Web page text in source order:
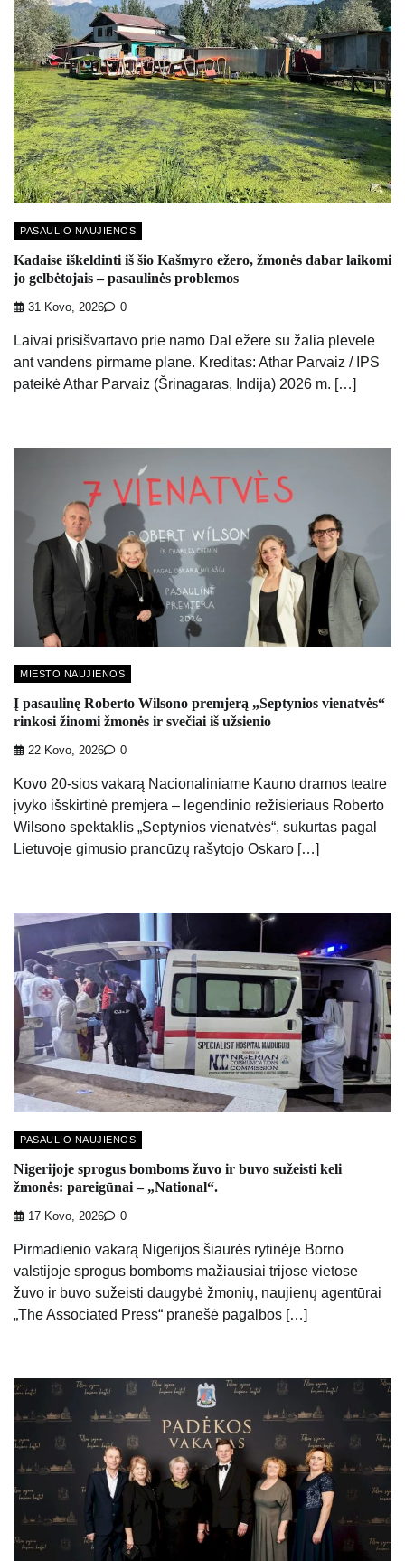
PASAULIO NAUJIENOS
Kadaise iškeldinti iš šio Kašmyro ežero, žmonės dabar laikomi
jo gelbėtojais – pasaulinės problemos
31 Kovo, 2026 0
Laivai prisišvartavo prie namo Dal ežere su žalia plėvele
ant vandens pirmame plane. Kreditas: Athar Parvaiz / IPS
pateikė Athar Parvaiz (Šrinagaras, Indija) 2026 m. […]
MIESTO NAUJIENOS
Į pasaulinę Roberto Wilsono premjerą „Septynios vienatvės“
rinkosi žinomi žmonės ir svečiai iš užsienio
22 Kovo, 2026 0
Kovo 20-sios vakarą Nacionaliniame Kauno dramos teatre
įvyko išskirtinė premjera – legendinio režisieriaus Roberto
Wilsono spektaklis „Septynios vienatvės“, sukurtas pagal
Lietuvoje gimusio prancūzų rašytojo Oskaro […]
PASAULIO NAUJIENOS
Nigerijoje sprogus bomboms žuvo ir buvo sužeisti keli
žmonės: pareigūnai – „National“.
17 Kovo, 2026 0
Pirmadienio vakarą Nigerijos šiaurės rytinėje Borno
valstijoje sprogus bomboms mažiausiai trijose vietose
žuvo ir buvo sužeisti daugybė žmonių, naujienų agentūrai
„The Associated Press“ pranešė pagalbos […]